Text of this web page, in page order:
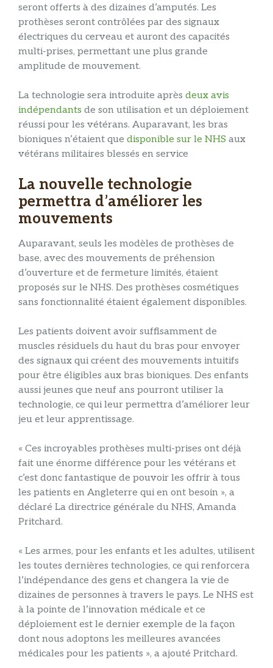
seront offerts à des dizaines d’amputés. Les
prothèses seront contrôlées par des signaux
électriques du cerveau et auront des capacités
multi-prises, permettant une plus grande
amplitude de mouvement.
La technologie sera introduite après deux avis
indépendants de son utilisation et un déploiement
réussi pour les vétérans. Auparavant, les bras
bioniques n’étaient que disponible sur le NHS aux
vétérans militaires blessés en service
La nouvelle technologie
permettra d’améliorer les
mouvements
Auparavant, seuls les modèles de prothèses de
base, avec des mouvements de préhension
d’ouverture et de fermeture limités, étaient
proposés sur le NHS. Des prothèses cosmétiques
sans fonctionnalité étaient également disponibles.
Les patients doivent avoir suffisamment de
muscles résiduels du haut du bras pour envoyer
des signaux qui créent des mouvements intuitifs
pour être éligibles aux bras bioniques. Des enfants
aussi jeunes que neuf ans pourront utiliser la
technologie, ce qui leur permettra d’améliorer leur
jeu et leur apprentissage.
« Ces incroyables prothèses multi-prises ont déjà
fait une énorme différence pour les vétérans et
c’est donc fantastique de pouvoir les offrir à tous
les patients en Angleterre qui en ont besoin », a
déclaré La directrice générale du NHS, Amanda
Pritchard.
« Les armes, pour les enfants et les adultes, utilisent
les toutes dernières technologies, ce qui renforcera
l’indépendance des gens et changera la vie de
dizaines de personnes à travers le pays. Le NHS est
à la pointe de l’innovation médicale et ce
déploiement est le dernier exemple de la façon
dont nous adoptons les meilleures avancées
médicales pour les patients », a ajouté Pritchard.